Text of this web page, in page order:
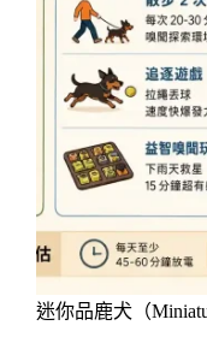
迷你品鹿犬（